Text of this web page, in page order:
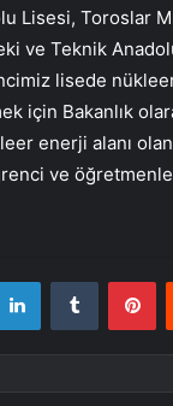
Lisesi, Toroslar
ve Teknik
lisede
için Bakanlık
enerji alanı
ve
LinkedInTumblr